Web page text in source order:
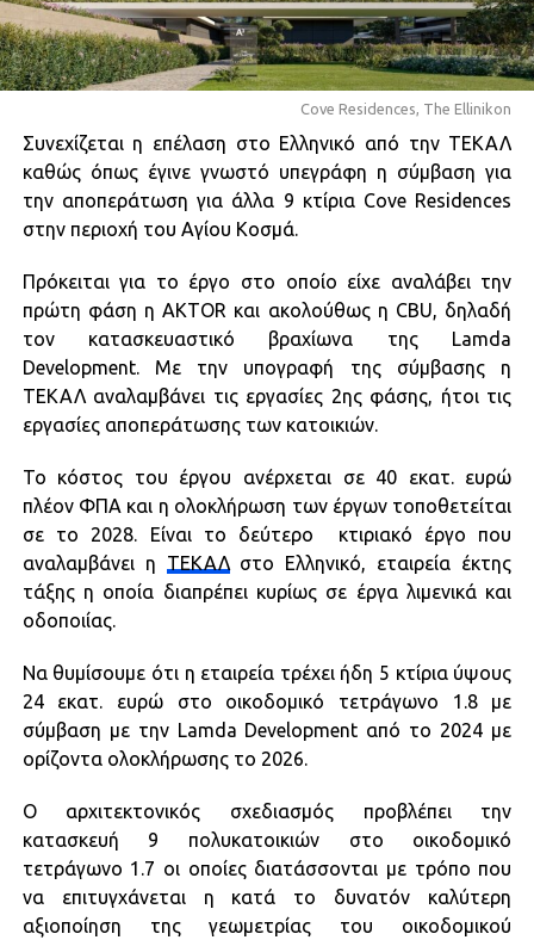
Cove Residences, The Ellinikon
Συνεχίζεται η επέλαση στο Ελληνικό από την ΤΕΚΑΛ
καθώς όπως έγινε γνωστό υπεγράφη η σύμβαση για
την αποπεράτωση για άλλα 9 κτίρια Cove Residences
στην περιοχή του Αγίου Κοσμά.
Πρόκειται για το έργο στο οποίο είχε αναλάβει την
πρώτη φάση η AKTOR και ακολούθως η CBU, δηλαδή
τον κατασκευαστικό βραχίωνα της Lamda
Development. Με την υπογραφή της σύμβασης η
ΤΕΚΑΛ αναλαμβάνει τις εργασίες 2ης φάσης, ήτοι τις
εργασίες αποπεράτωσης των κατοικιών.
Το κόστος του έργου ανέρχεται σε 40 εκατ. ευρώ
πλέον ΦΠΑ και η ολοκλήρωση των έργων τοποθετείται
σε το 2028. Είναι το δεύτερο κτιριακό έργο που
αναλαμβάνει η ΤΕΚΑΛστο Ελληνικό, εταιρεία έκτης
τάξης η οποία διαπρέπει κυρίως σε έργα λιμενικά και
οδοποιίας.
Να θυμίσουμε ότι η εταιρεία τρέχει ήδη 5 κτίρια ύψους
24 εκατ. ευρώ στο οικοδομικό τετράγωνο 1.8 με
σύμβαση με την Lamda Development από το 2024 με
ορίζοντα ολοκλήρωσης το 2026.
Ο αρχιτεκτονικός σχεδιασμός προβλέπει την
κατασκευή 9 πολυκατοικιών στο οικοδομικό
τετράγωνο 1.7 οι οποίες διατάσσονται με τρόπο που
να επιτυγχάνεται η κατά το δυνατόν καλύτερη
αξιοποίηση της γεωμετρίας του οικοδομικού